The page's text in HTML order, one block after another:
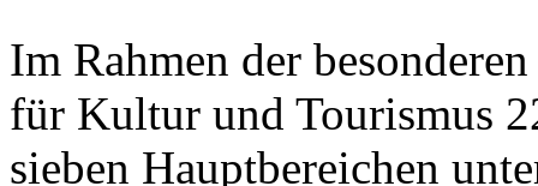
Im Rahmen der
für Kultur und Tourismus
sieben Hauptbereichen